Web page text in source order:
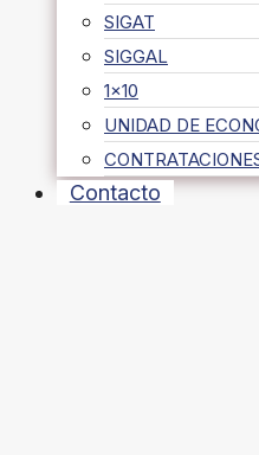
SIGAT
SIGGAL
1×10
UNIDAD DE
Contacto